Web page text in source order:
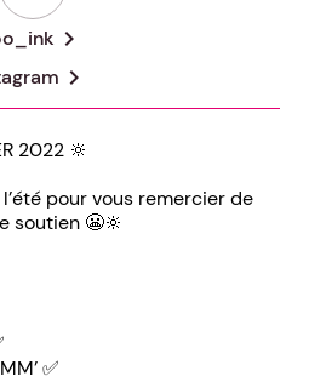
chevron_right
chevron_right
2022 🔆
pour vous remercier de
soutien 😬🔆
✅